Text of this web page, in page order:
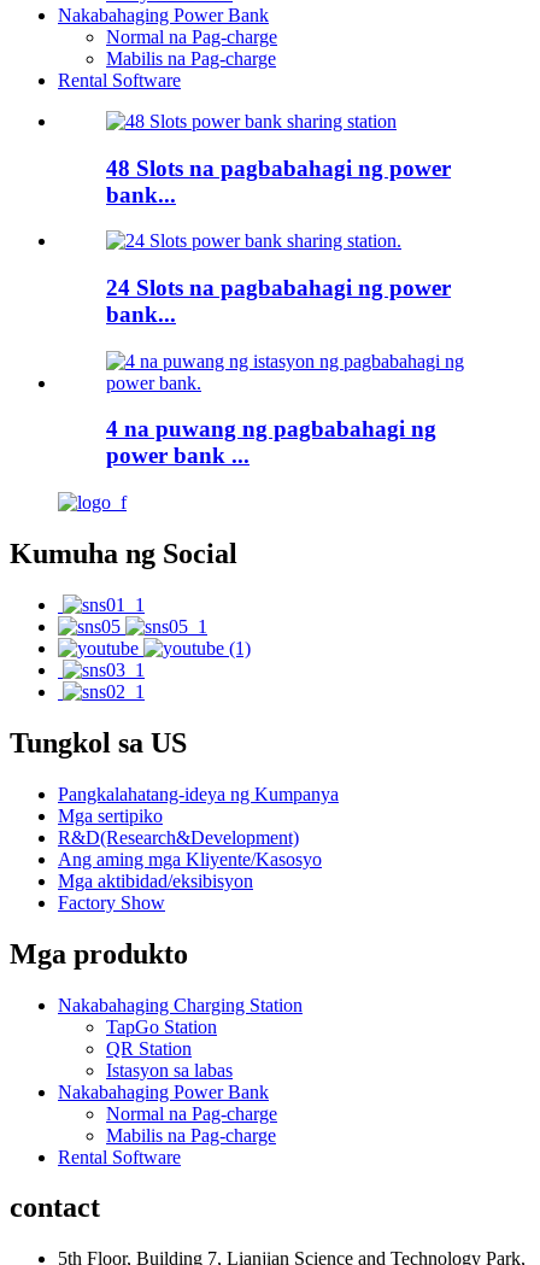
Nakabahaging Power Bank
Normal na Pag-charge
Mabilis na Pag-charge
Rental Software
48 Slots na pagbabahagi ng power
bank...
24 Slots na pagbabahagi ng power
bank...
4 na puwang ng pagbabahagi ng
power bank ...
Kumuha ng Social
Tungkol sa US
Pangkalahatang-ideya ng Kumpanya
Mga sertipiko
R&D(Research&Development)
Ang aming mga Kliyente/Kasosyo
Mga aktibidad/eksibisyon
Factory Show
Mga produkto
Nakabahaging Charging Station
TapGo Station
QR Station
Istasyon sa labas
Nakabahaging Power Bank
Normal na Pag-charge
Mabilis na Pag-charge
Rental Software
contact
5th Floor, Building 7, Lianjian Science and Technology Park,